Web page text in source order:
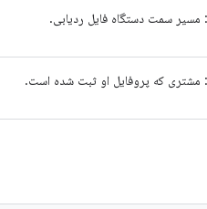
: مسیر سمت دستگاه فایل ردیابی.
: مشتری که پروفایل او ثبت شده است.